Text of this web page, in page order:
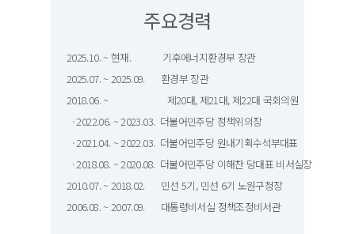
주요경력
2025.10. ~ 현재. 기후에너지환경부 장관
2025.07. ~ 2025.09. 환경부 장관
2018.06. ~ 제20대, 제21대, 제22대 국회의원
· 2022.06. ~ 2023.03. 더불어민주당 정책위의장
· 2021.04. ~ 2022.03. 더불어민주당 원내기획수석부대표
· 2018.08. ~ 2020.08. 더불어민주당 이해찬 당대표 비서실장
2010.07. ~ 2018.02. 민선 5기, 민선 6기 노원구청장
2006.08. ~ 2007.09. 대통령비서실 정책조정비서관